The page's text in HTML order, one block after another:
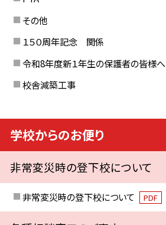
その他
１５０周年記念 関係
令和8年度新１年生の保護者の皆様へ
校舎減築工事
学校からのお便り
非常変災時の登下校について
非常変災時の登下校について PDF